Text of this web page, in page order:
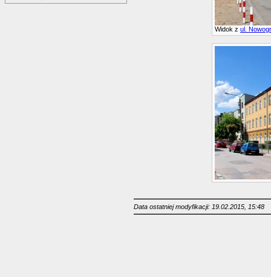
Widok zul.
Data ostatniej modyfikacji: 19.02.2015, 15:48